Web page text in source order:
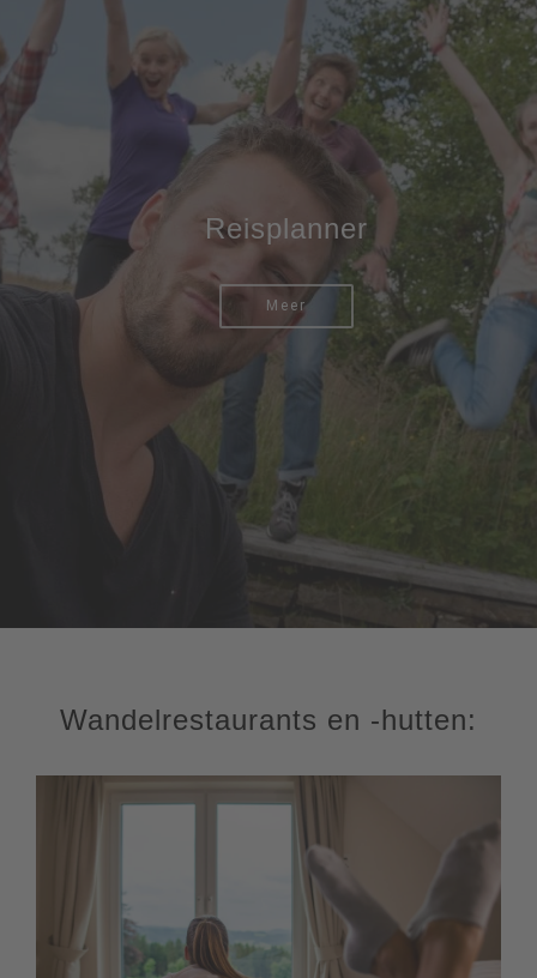
Reisplanner
Meer
Wandelrestaurants en -hutten: